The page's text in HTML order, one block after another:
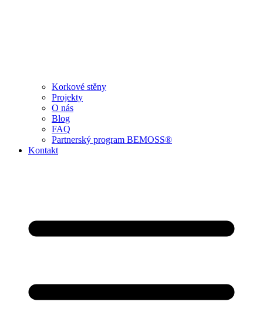
Korkové stěny
Projekty
O nás
Blog
FAQ
Partnerský program BEMOSS®
Kontakt